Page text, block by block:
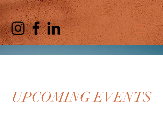
UPCOMING EVENTS